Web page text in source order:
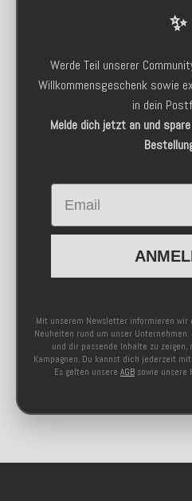
✨
Werde Teil unserer
Willkommensgeschenk sowie
in dein
Melde dich jetzt an und
Email
Mit unserem Newsletter informieren wir
Neuheiten rund um unser
und dir passende Inhalte zu zeigen,
Kampagnen. Du kannst dich jederzeit
Es gelten unsere AGB sowie unsere